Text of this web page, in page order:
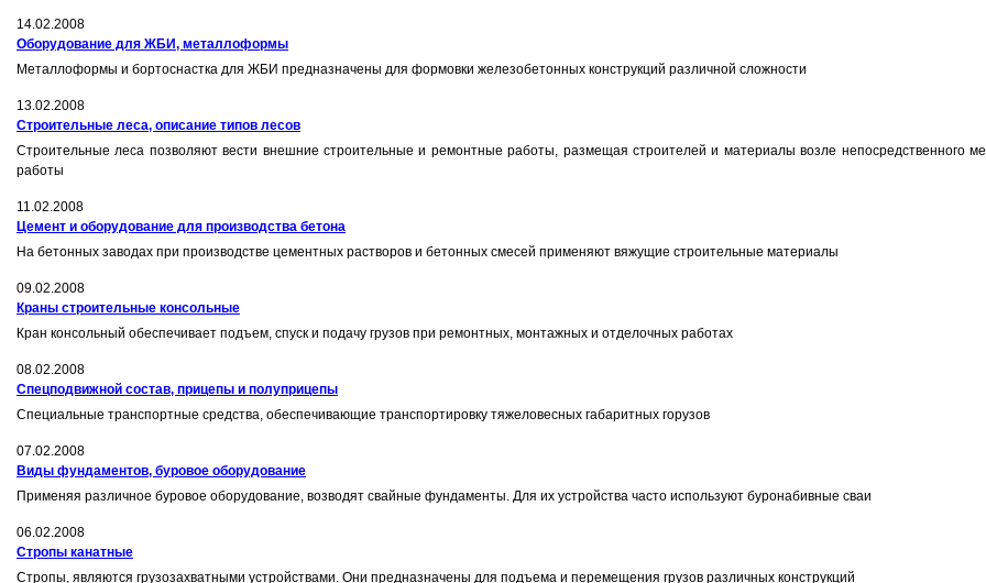
14.02.2008
Оборудование для ЖБИ, металлоформы
Металлоформы и бортоснастка для ЖБИ предназначены для формовки железобетонных конструкций различной сложности
13.02.2008
Строительные леса, описание типов лесов
Строительные леса позволяют вести внешние строительные и ремонтные работы, размещая строителей и материалы возле непосредственного
работы
11.02.2008
Цемент и оборудование для производства бетона
На бетонных заводах при производстве цементных растворов и бетонных смесей применяют вяжущие строительные материалы
09.02.2008
Краны строительные консольные
Кран консольный обеспечивает подъем, спуск и подачу грузов при ремонтных, монтажных и отделочных работах
08.02.2008
Спецподвижной состав, прицепы и полуприцепы
Специальные транспортные средства, обеспечивающие транспортировку тяжеловесных габаритных горузов
07.02.2008
Виды фундаментов, буровое оборудование
Применяя различное буровое оборудование, возводят свайные фундаменты. Для их устройства часто используют буронабивные сваи
06.02.2008
Стропы канатные
Стропы, являются грузозахватными устройствами. Они предназначены для подъема и перемещения грузов различных конструкций